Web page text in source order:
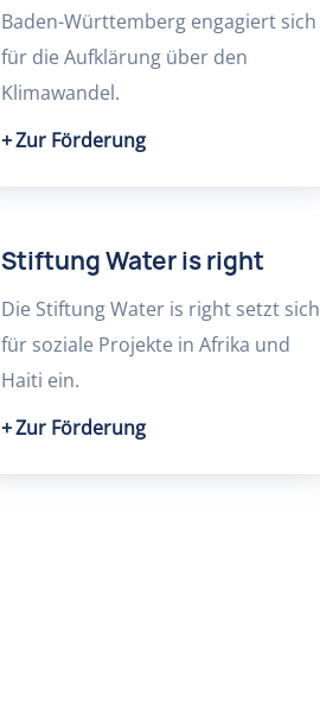
Baden-Württemberg engagiert sich
für die Aufklärung über den
Klimawandel.
Zur Förderung
Stiftung Water is right
Die Stiftung Water is right setzt sich
für soziale Projekte in Afrika und
Haiti ein.
Zur Förderung